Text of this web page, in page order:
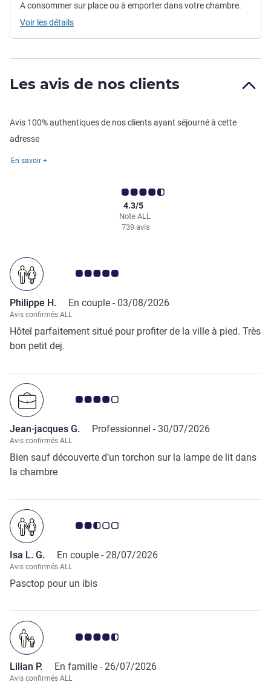
A consommer sur place ou à emporter dans votre chambre.
Voir les détails
Les avis de nos clients
Avis 100% authentiques de nos clients ayant séjourné à cette
adresse
En savoir +
Note ALL
4.3/5
739 avis
Note Avis clients 5.0/5
Philippe H. En couple - 03/08/2026
Avis confirmés ALL
Hôtel parfaitement situé pour profiter de la ville à pied. Très
bon petit dej.
Note Avis clients 4.0/5
Jean-jacques G. Professionnel - 30/07/2026
Avis confirmés ALL
Bien sauf découverte d’un torchon sur la lampe de lit dans
la chambre
Note Avis clients 2.5/5
Isa L. G. En couple - 28/07/2026
Avis confirmés ALL
Pasctop pour un ibis
Note Avis clients 4.5/5
Lilian P. En famille - 26/07/2026
Avis confirmés ALL